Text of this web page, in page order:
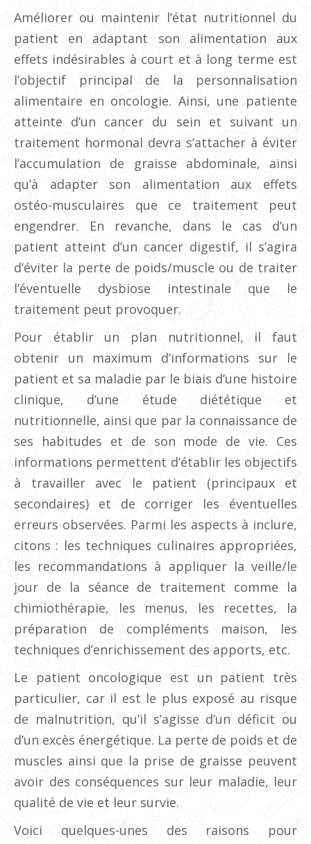
Améliorer ou maintenir l’état nutritionnel du
patient en adaptant son alimentation aux
effets indésirables à court et à long terme est
l’objectif principal de la personnalisation
alimentaire en oncologie. Ainsi, une patiente
atteinte d’un cancer du sein et suivant un
traitement hormonal devra s’attacher à éviter
l’accumulation de graisse abdominale, ainsi
qu’à adapter son alimentation aux effets
ostéo-musculaires que ce traitement peut
engendrer. En revanche, dans le cas d’un
patient atteint d’un cancer digestif, il s’agira
d’éviter la perte de poids/muscle ou de traiter
l’éventuelle dysbiose intestinale que le
traitement peut provoquer.
Pour établir un plan nutritionnel, il faut
obtenir un maximum d’informations sur le
patient et sa maladie par le biais d’une histoire
clinique, d’une étude diététique et
nutritionnelle, ainsi que par la connaissance de
ses habitudes et de son mode de vie. Ces
informations permettent d’établir les objectifs
à travailler avec le patient (principaux et
secondaires) et de corriger les éventuelles
erreurs observées. Parmi les aspects à inclure,
citons : les techniques culinaires appropriées,
les recommandations à appliquer la veille/le
jour de la séance de traitement comme la
chimiothérapie, les menus, les recettes, la
préparation de compléments maison, les
techniques d’enrichissement des apports, etc.
Le patient oncologique est un patient très
particulier, car il est le plus exposé au risque
de malnutrition, qu’il s’agisse d’un déficit ou
d’un excès énergétique. La perte de poids et de
muscles ainsi que la prise de graisse peuvent
avoir des conséquences sur leur maladie, leur
qualité de vie et leur survie.
Voici quelques-unes des raisons pour